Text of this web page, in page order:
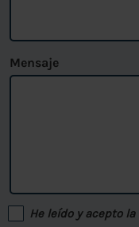
Mensaje
He leído y acepto la